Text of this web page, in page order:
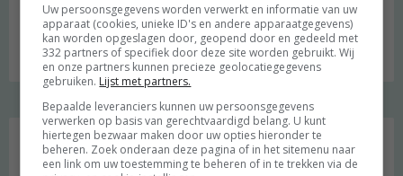
Hi, ik ben Merel! Ik neem je graag mee in mijn persoonlijke
onderzoek naar een duurzame en meer bewuste leefstijl.
Welkom op mijn blog!
Social media
Uw persoonsgegevens worden verwerkt en informatie van uw
apparaat (cookies, unieke ID's en andere apparaatgegevens)
kan worden opgeslagen door, geopend door en gedeeld met
332 partners of specifiek door deze site worden gebruikt. Wij
en onze partners kunnen precieze geolocatiegegevens
gebruiken. Lijst met partners.
Bepaalde leveranciers kunnen uw persoonsgegevens
verwerken op basis van gerechtvaardigd belang. U kunt
hiertegen bezwaar maken door uw opties hieronder te
beheren. Zoek onderaan deze pagina of in het sitemenu naar
een link om uw toestemming te beheren of in te trekken via de